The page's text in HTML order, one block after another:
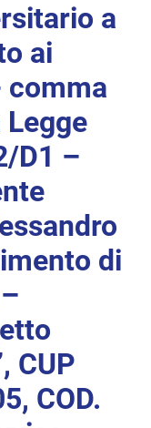
a
ai
comma
D1 –
di
CUP
COD.